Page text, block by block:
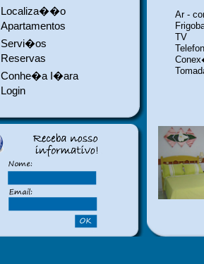
Localiza��o
Apartamentos
Servi�os
Reservas
Conhe�a I�ara
Login
Ar -
TV